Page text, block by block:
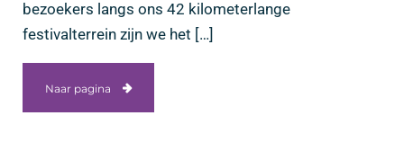
bezoekers langs ons 42 kilometerlange
festivalterrein zijn we het […]
Naar pagina